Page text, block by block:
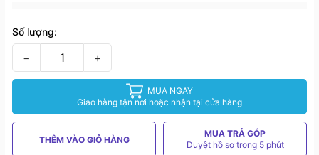
Số lượng:
− +
MUA NGAY
Giao hàng tận nơi hoặc nhận tại cửa hàng
THÊM VÀO GIỎ HÀNG
MUA TRẢ GÓP
Duyệt hồ sơ trong 5 phút